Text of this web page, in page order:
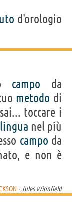
d'orologio
campo da
metodo di
toccare i
lingua nel più
campo da
e non è
- Jules Winnfield